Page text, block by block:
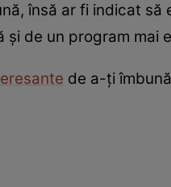
însă ar fi indicat
și de un program mai
de a-ți